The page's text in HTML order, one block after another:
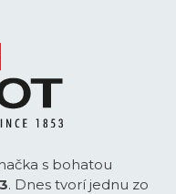
s bohatou
. Dnes tvorí jednu zo